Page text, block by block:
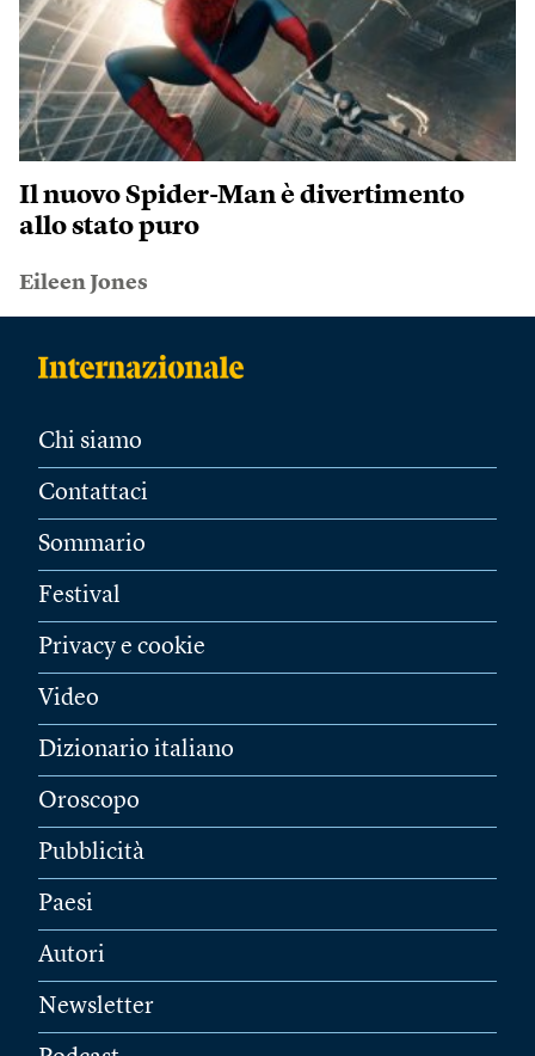
Il nuovo Spider-Man è divertimento
allo stato puro
Eileen Jones
Chi siamo
Contattaci
Sommario
Festival
Privacy e cookie
Video
Dizionario italiano
Oroscopo
Pubblicità
Paesi
Autori
Newsletter